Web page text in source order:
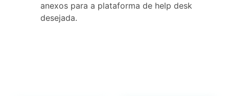
anexos para a plataforma de help desk
desejada.